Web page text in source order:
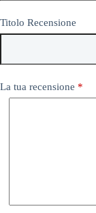
Titolo Recensione
La tua recensione *